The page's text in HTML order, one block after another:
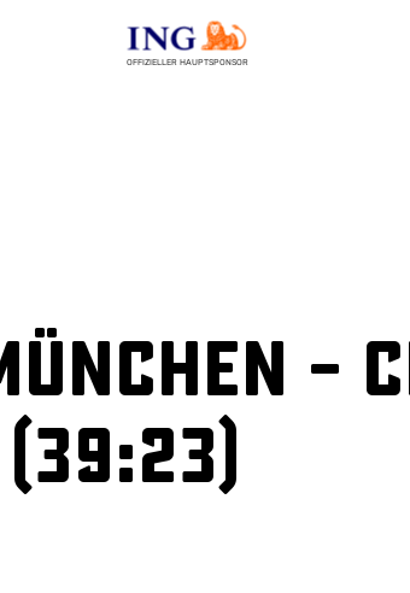
OFFIZIELLER HAUPTSPONSOR
–